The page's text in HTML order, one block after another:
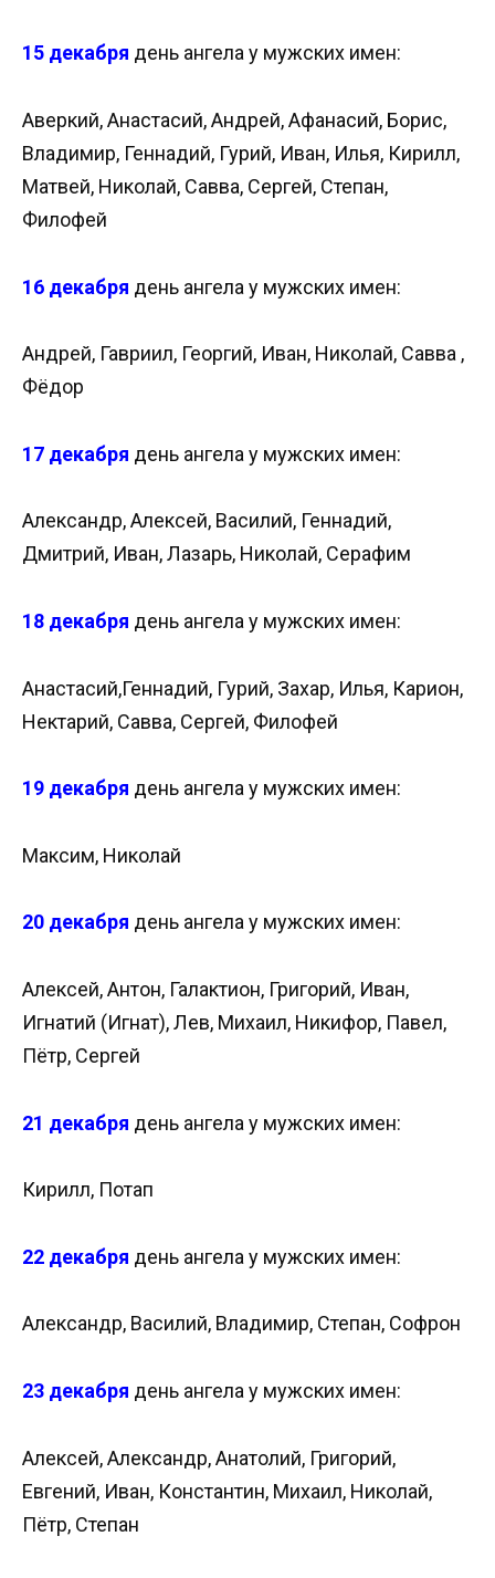
15 декабря день ангела у мужских имен:
Аверкий, Анастасий, Андрей, Афанасий, Борис,
Владимир, Геннадий, Гурий, Иван, Илья, Кирилл,
Матвей, Николай, Савва, Сергей, Степан,
Филофей
16 декабря день ангела у мужских имен:
Андрей, Гавриил, Георгий, Иван, Николай, Савва ,
Фёдор
17 декабря день ангела у мужских имен:
Александр, Алексей, Василий, Геннадий,
Дмитрий, Иван, Лазарь, Николай, Серафим
18 декабря день ангела у мужских имен:
Анастасий,Геннадий, Гурий, Захар, Илья, Карион,
Нектарий, Савва, Сергей, Филофей
19 декабря день ангела у мужских имен:
Максим, Николай
20 декабря день ангела у мужских имен:
Алексей, Антон, Галактион, Григорий, Иван,
Игнатий (Игнат), Лев, Михаил, Никифор, Павел,
Пётр, Сергей
21 декабря день ангела у мужских имен:
Кирилл, Потап
22 декабря день ангела у мужских имен:
Александр, Василий, Владимир, Степан, Софрон
23 декабря день ангела у мужских имен:
Алексей, Александр, Анатолий, Григорий,
Евгений, Иван, Константин, Михаил, Николай,
Пётр, Степан